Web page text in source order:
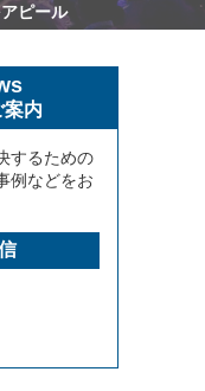
ピール
案内
するための
例などをお